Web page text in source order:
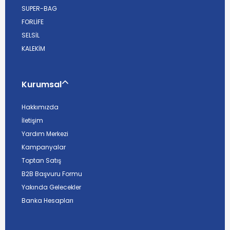
SUPER-BAG
FORLİFE
SELSİL
KALEKİM
Kurumsal
Hakkımızda
İletişim
Yardım Merkezi
Kampanyalar
Toptan Satış
B2B Başvuru Formu
Yakında Gelecekler
Banka Hesapları